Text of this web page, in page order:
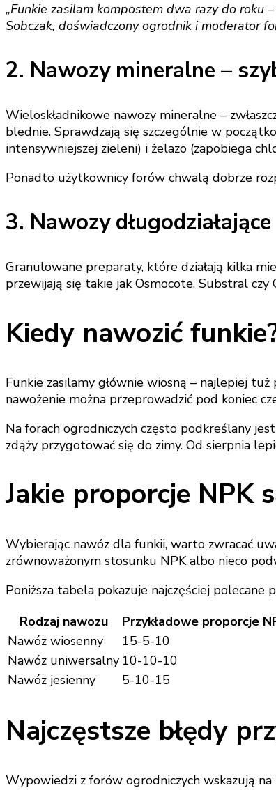
„Funkie zasilam kompostem dwa razy do roku
Sobczak, doświadczony ogrodnik i moderator
2. Nawozy mineralne –
Wieloskładnikowe nawozy mineralne –
blednie. Sprawdzają się szczególnie w
intensywniejszej zieleni) i żelazo (zapobiega
Ponadto użytkownicy forów chwalą dobrze
3. Nawozy długodziałające
Granulowane preparaty, które działają kilka
przewijają się takie jak Osmocote, Substral
Kiedy nawozić
Funkie zasilamy głównie wiosną – najlepiej
nawożenie można przeprowadzić pod koniec
Na forach ogrodniczych często podkreślany
zdąży przygotować się do zimy. Od sierpnia
Jakie proporcje NPK
Wybierając nawóz dla funkii, warto zwracać
zrównoważonym stosunku NPK albo nieco
Poniższa tabela pokazuje najczęściej polecane
Rodzaj nawozu
Przykładowe proporcje
Nawóz wiosenny
15-5-10
Nawóz uniwersalny 10-10-10
Nawóz jesienny
5-10-15
Najczęstsze błędy
Wypowiedzi z forów ogrodniczych wskazują